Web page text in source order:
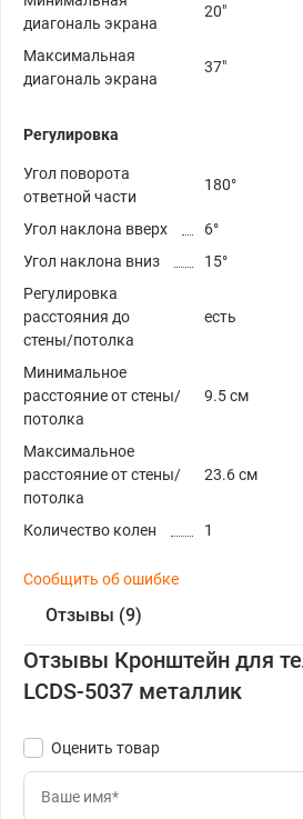
диагональ экрана
20"
Максимальная
диагональ экрана
37"
Регулировка
Угол поворота
ответной части
180°
Угол наклона вверх
6°
Угол наклона вниз
15°
Регулировка
расстояния до
стены/потолка
есть
Минимальное
расстояние от стены/
потолка
9.5 см
Максимальное
расстояние от стены/
потолка
23.6 см
Количество колен 1
Сообщить об ошибке
Отзывы (9)
Отзывы Кронштейн для
LCDS-5037 металлик
Оценить товар